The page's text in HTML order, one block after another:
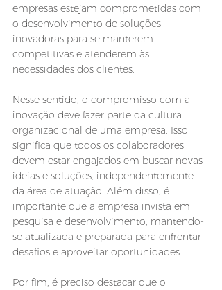
empresas estejam comprometidas com
o desenvolvimento de soluções
inovadoras para se manterem
competitivas e atenderem às
necessidades dos clientes.
Nesse sentido, o compromisso com a
inovação deve fazer parte da cultura
organizacional de uma empresa. Isso
significa que todos os colaboradores
devem estar engajados em buscar novas
ideias e soluções, independentemente
da área de atuação. Além disso, é
importante que a empresa invista em
pesquisa e desenvolvimento, mantendo-
se atualizada e preparada para enfrentar
desafios e aproveitar oportunidades.
Por fim, é preciso destacar que o